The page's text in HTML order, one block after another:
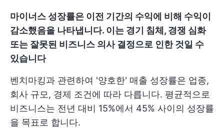
마이너스 성장률은 이전 기간의 수익에 비해 수익이
감소했음을 나타냅니다. 이는 경기 침체, 경쟁 심화
또는 잘못된 비즈니스 의사 결정으로 인한 것일 수
있습니다
벤치마킹과 관련하여 '양호한' 매출 성장률은 업종,
회사 규모, 경제 조건에 따라 다릅니다. 평균적으로
비즈니스는 전년 대비 15%에서 45% 사이의 성장률
을 목표로 합니다.